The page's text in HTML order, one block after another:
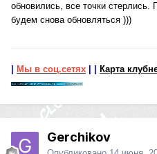
обновились, все точки стерлись.
будем снова обновляться )))
Мы в соц.сетях Карта
Gerchikov